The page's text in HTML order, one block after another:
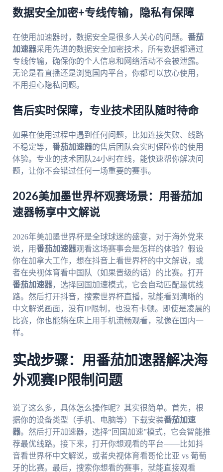
数据安全加密+专线传输，隐私有保障
在使用加速器时，数据安全是很多人关心的问题。 番茄
加速器采用先进的数据安全加密技术，所有数据都通过
专线传输，确保你的个人信息和网络活动不会被泄露。
无论是看直播还是浏览国内平台，你都可以放心使用，
不用担心隐私问题。
售后实时保障，专业技术团队随时待命
如果在使用过程中遇到任何问题，比如连接失败、线路
不稳定等， 番茄加速器的售后团队会实时保障你的使用
体验。专业的技术团队24小时在线，能快速帮你解决问
题，让你不会错过任何一场重要的赛事。
2026美加墨世界杯观赛场景：用番茄加
速器畅享中文解说
2026年美加墨世界杯是全球球迷的盛宴，对于海外党来
说，用番茄加速器观看这场赛事会是怎样的体验？假设
你在加拿大工作，想在抖音上看世界杯的中文解说，或
者在央视体育看中国队（如果晋级的话）的比赛。打开
番茄加速器，选择回国加速模式，它会自动匹配最优线
路。然后打开抖音，搜索世界杯直播，就能看到清晰的
中文解说画面，没有IP限制，也没有卡顿。即使是凌晨的
比赛，你也能躺在床上用手机流畅观看，就像在国内一
样。
实战步骤：用番茄加速器解决海
外观赛IP限制问题
说了这么多，具体怎么操作呢？其实很简单。首先，根
据你的设备类型（手机、电脑等）下载安装番茄加速
器。然后打开加速器，选择“回国加速”模式，它会智能推
荐最优线路。接下来，打开你想观看的平台——比如抖
音看世界杯中文解说，或者央视体育看哥伦比亚 vs 葡萄
牙的比赛。最后，搜索你想看的赛事，就能直接观看